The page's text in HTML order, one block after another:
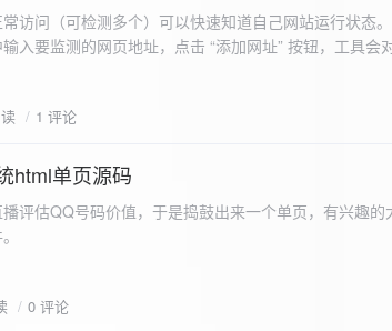
访问（可检测多个）可以快速知道自己网站运行状态
入要监测的网页地址，点击 “添加网址” 按钮，工具会
除该网址选项。筛选网址：右侧面板有一个 “筛选网
户可以在输入框中设置监测间隔时间（单位为秒），
” 按钮，工具会立即对所有已添加的网址进行一次检测
止监测” 按钮可停止监测。重试机制：在进行网址检测
后仍失败，则记录错误日志。日志记录与显示功能。 日
日志，正常状态的日志为黑色，异常状态的日志为红
1 评论
html单页源码
评估QQ号码价值，于是捣鼓出来一个单页，有兴趣
0 评论